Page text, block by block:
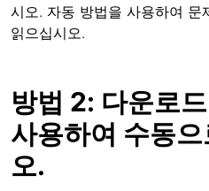
시오. 자동 방법을 사용하여 문
읽으십시오.
방법 2: 다운로
사용하여 수동
오.